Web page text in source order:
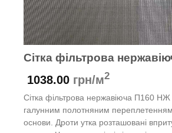
Сітка фільтрова
1038.00 грн/м2
Сітка фільтрова нержавіюча П160 НЖ
галунним полотняним переплетенням
основи. Дроти утка розташовані